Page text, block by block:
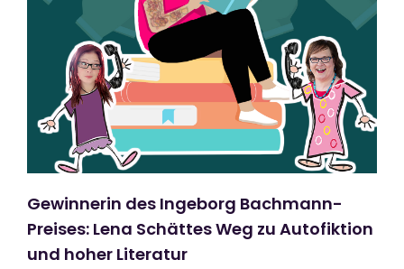
Gewinnerin des Ingeborg Bachmann-
Preises: Lena Schättes Weg zu Autofiktion
und hoher Literatur